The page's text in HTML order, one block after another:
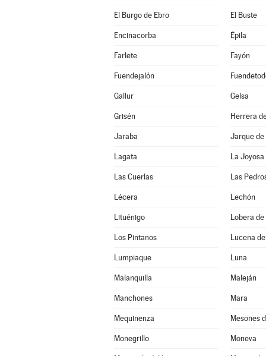
El Burgo de Ebro El Buste
Encinacorba Épila
Farlete Fayón
Fuendejalón
Gallur Gelsa
Grisén Herrera
Jaraba Jarque de
Lagata La Joyosa
Las Cuerlas Las
Lécera Lechón
Lituénigo Lobera de
Los Pintanos Lucena
Lumpiaque Luna
Malanquilla Maleján
Manchones Mara
Mequinenza Mesones
Monegrillo Moneva